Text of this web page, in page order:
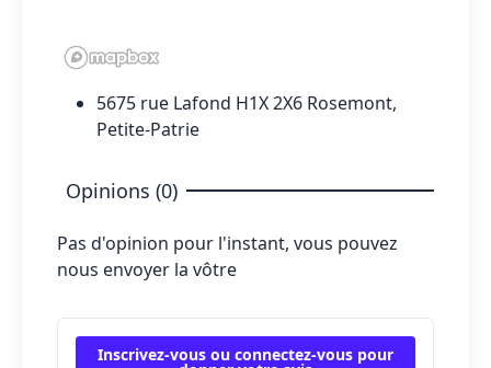
5675 rue Lafond H1X 2X6 Rosemont,
Petite-Patrie
Opinions (0)
Pas d'opinion pour l'instant, vous pouvez
nous envoyer la vôtre
Inscrivez-vous ou connectez-vous pour